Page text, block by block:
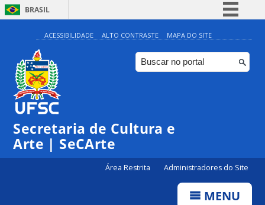
BRASIL
Simplifique!
Comunica BR
Participe
ACESSIBILIDADE ALTO CONTRASTE MAPA DO SITE
Secretaria de Cultura e
Arte | SeCArte
Área Restrita Administradores do Site
MENU
0:00
1:00